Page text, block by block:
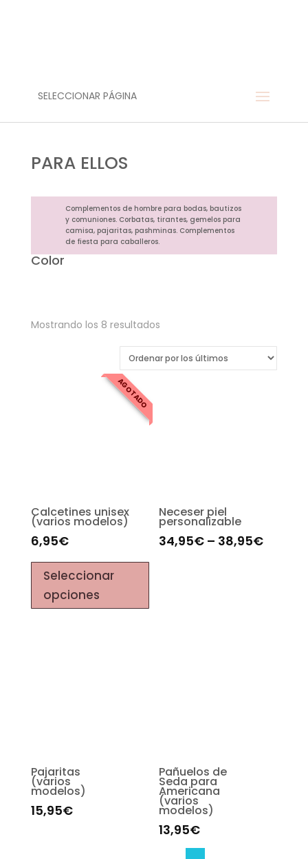
SELECCIONAR PÁGINA
PARA ELLOS
Complementos de hombre para bodas, bautizos
y comuniones. Corbatas, tirantes, gemelos para
camisa, pajaritas, pashminas. Complementos
de fiesta para caballeros.
Color
Mostrando los 8 resultados
AGOTADO
Calcetines unisex
(varios modelos)
6,95€
Seleccionar
opciones
Neceser piel
personalizable
34,95€ – 38,95€
Pajaritas
(varios
modelos)
15,95€
Pañuelos de
Seda para
Americana
(varios
modelos)
13,95€